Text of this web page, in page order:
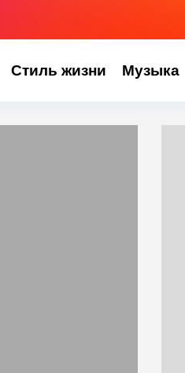
Стиль жизни Музыка